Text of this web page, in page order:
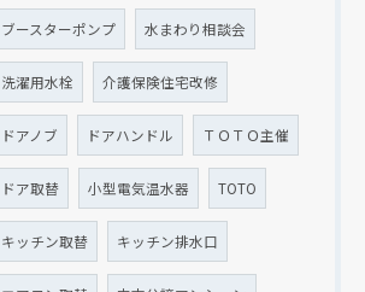
ブースターポンプ 水まわり相談会
洗濯用水栓 介護保険住宅改修
ドアノブ ドアハンドル ＴＯＴＯ主催
ドア取替 小型電気温水器 TOTO
キッチン取替 キッチン排水口